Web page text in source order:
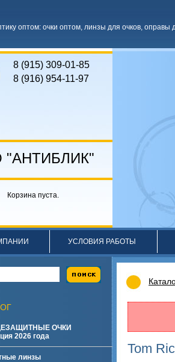
оптом: очки оптом, линзы для очков, оправы
8 (915) 309-01-85
8 (916) 954-11-97
Корзина пуста.
УСЛОВИЯ РАБОТЫ
ОЧКИ
2026 года
линзы
Tom